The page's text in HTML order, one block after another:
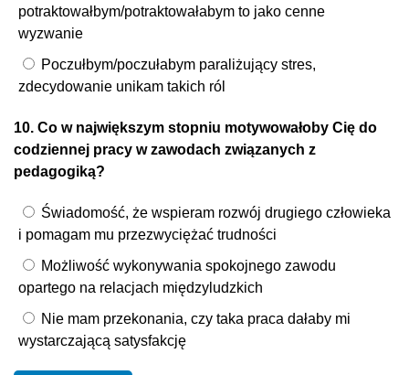
potraktowałbym/potraktowałabym to jako cenne
wyzwanie
Poczułbym/poczułabym paraliżujący stres,
zdecydowanie unikam takich ról
10. Co w największym stopniu motywowałoby Cię do
codziennej pracy w zawodach związanych z
pedagogiką?
Świadomość, że wspieram rozwój drugiego człowieka
i pomagam mu przezwyciężać trudności
Możliwość wykonywania spokojnego zawodu
opartego na relacjach międzyludzkich
Nie mam przekonania, czy taka praca dałaby mi
wystarczającą satysfakcję